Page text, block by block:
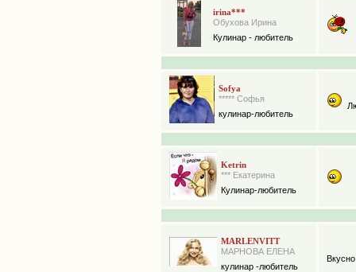
irina***
Обухова Ирина
Кулинар - любитель
Sofya
***** Софья
кулинар-любитель
Ketrin
*** Екатерина
Кулинар-любитель
MARLENVITT
МАРНОВА ЕЛЕНА
кулинар -любитель
Вкусно